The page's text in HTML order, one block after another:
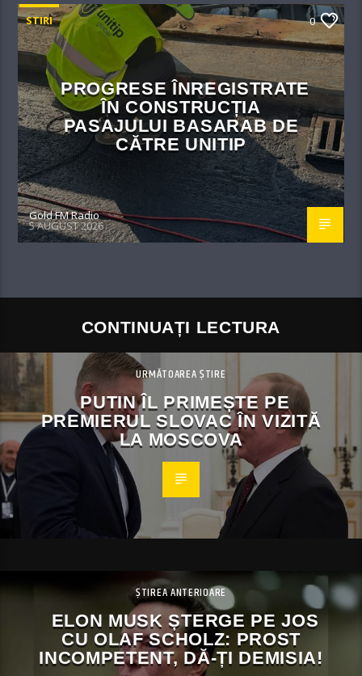
STIRI 0
PROGRESE ÎNREGISTRATE
ÎN CONSTRUCȚIA
PASAJULUI BASARAB DE
CĂTRE UNITIP
Gold FM Radio
5 AUGUST 2026
CONTINUAȚI LECTURA
URMĂTOAREA ȘTIRE
PUTIN ÎL PRIMEȘTE PE
PREMIERUL SLOVAC ÎN VIZITĂ
LA MOSCOVA
ȘTIREA ANTERIOARE
ELON MUSK ȘTERGE PE JOS
CU OLAF SCHOLZ: PROST
INCOMPETENT, DĂ-ȚI DEMISIA!